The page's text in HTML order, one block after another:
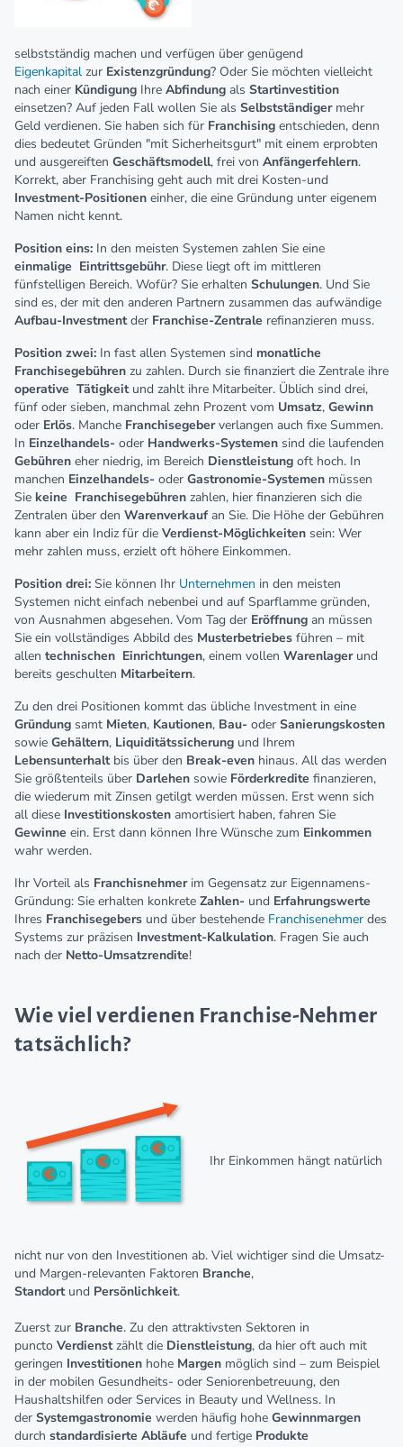
selbstständig machen und verfügen über genügend
Eigenkapital zur Existenzgründung? Oder Sie möchten vielleicht
nach einer Kündigung Ihre Abfindung als Startinvestition
einsetzen? Auf jeden Fall wollen Sie als Selbstständigermehr
Geld verdienen. Sie haben sich für Franchising entschieden, denn
dies bedeutet Gründen "mit Sicherheitsgurt" mit einem erprobten
und ausgereiften Geschäftsmodell, frei von Anfängerfehlern.
Korrekt, aber Franchising geht auch mit drei Kosten-und
Investment-Positionen einher, die eine Gründung unter eigenem
Namen nicht kennt.
Position eins: In den meisten Systemen zahlen Sie eine
einmalige Eintrittsgebühr. Diese liegt oft im mittleren
fünfstelligen Bereich. Wofür? Sie erhalten Schulungen. Und Sie
sind es, der mit den anderen Partnern zusammen das aufwändige
Aufbau-Investmentder Franchise-Zentrale refinanzieren muss.
Position zwei: In fast allen Systemen sind monatliche
Franchisegebühren zu zahlen. Durch sie finanziert die Zentrale ihre
operative Tätigkeitund zahlt ihre Mitarbeiter. Üblich sind drei,
fünf oder sieben, manchmal zehn Prozent vom Umsatz, Gewinn
oder Erlös. Manche Franchisegeberverlangen auch fixe Summen.
In Einzelhandels- oder Handwerks-Systemen sind die laufenden
Gebühren eher niedrig, im Bereich Dienstleistung oft hoch. In
manchen Einzelhandels- oder Gastronomie-Systemen müssen
Sie keine Franchisegebühren zahlen, hier finanzieren sich die
Zentralen über den Warenverkaufan Sie. Die Höhe der Gebühren
kann aber ein Indiz für die Verdienst-Möglichkeiten sein: Wer
mehr zahlen muss, erzielt oft höhere Einkommen.
Position drei: Sie können Ihr Unternehmen in den meisten
Systemen nicht einfach nebenbei und auf Sparflamme gründen,
von Ausnahmen abgesehen. Vom Tag der Eröffnung an müssen
Sie ein vollständiges Abbild des Musterbetriebes führen – mit
allen technischen Einrichtungen, einem vollen Warenlagerund
bereits geschulten Mitarbeitern.
Zu den drei Positionen kommt das übliche Investment in eine
Gründung samt Mieten, Kautionen, Bau- oder Sanierungskosten
sowie Gehältern, Liquiditätssicherung und Ihrem
Lebensunterhaltbis über den Break-even hinaus. All das werden
Sie größtenteils über Darlehen sowie Förderkredite finanzieren,
die wiederum mit Zinsen getilgt werden müssen. Erst wenn sich
all diese Investitionskosten amortisiert haben, fahren Sie
Gewinne ein. Erst dann können Ihre Wünsche zum Einkommen
wahr werden.
Ihr Vorteil als Franchisnehmerim Gegensatz zur Eigennamens-
Gründung: Sie erhalten konkrete Zahlen- und Erfahrungswerte
Ihres Franchisegebers und über bestehende Franchisenehmer des
Systems zur präzisen Investment-Kalkulation. Fragen Sie auch
nach der Netto-Umsatzrendite!
Wie viel verdienen Franchise-Nehmer
tatsächlich?
Ihr Einkommen hängt natürlich
nicht nur von den Investitionen ab. Viel wichtiger sind die Umsatz-
und Margen-relevanten Faktoren Branche,
Standort und Persönlichkeit.
Zuerst zur Branche. Zu den attraktivsten Sektoren in
puncto Verdienstzählt die Dienstleistung, da hier oft auch mit
geringen Investitionen hohe Margen möglich sind – zum Beispiel
in der mobilen Gesundheits- oder Seniorenbetreuung, den
Haushaltshilfen oder Services in Beauty und Wellness. In
der Systemgastronomie werden häufig hohe Gewinnmargen
durch standardisierte Abläufe und fertige Produkte